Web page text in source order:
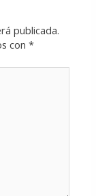
publicada.
con*